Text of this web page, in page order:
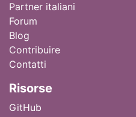
Partner italiani
Forum
Blog
Contribuire
Contatti
Risorse
GitHub